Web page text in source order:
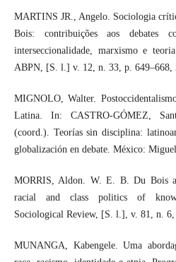
MARTINS JR., Angelo. Sociologia
Bois: contribuições aos debates
interseccionalidade, marxismo e
ABPN, [S. l.] v. 12, n. 33, p. 649–668,
MIGNOLO, Walter.
Latina. In: CASTRO-GÓMEZ,
(coord.). Teorías sin disciplina:
globalización en debate. México:
MORRIS, Aldon. W. E. B. Du Bois
racial and class politics of
Sociological Review, [S. l.], v. 81, n. 6,
MUNANGA, Kabengele. Uma